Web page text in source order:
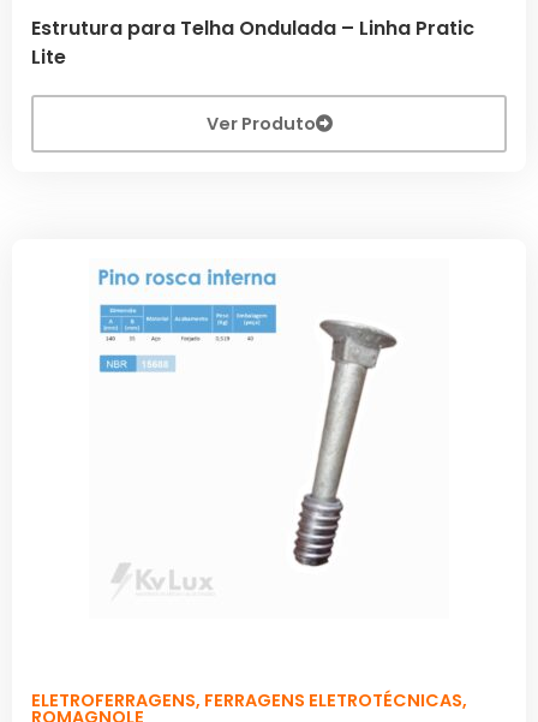
Estrutura para Telha Ondulada – Linha Pratic
Lite
Ver Produto
ELETROFERRAGENS, FERRAGENS ELETROTÉCNICAS,